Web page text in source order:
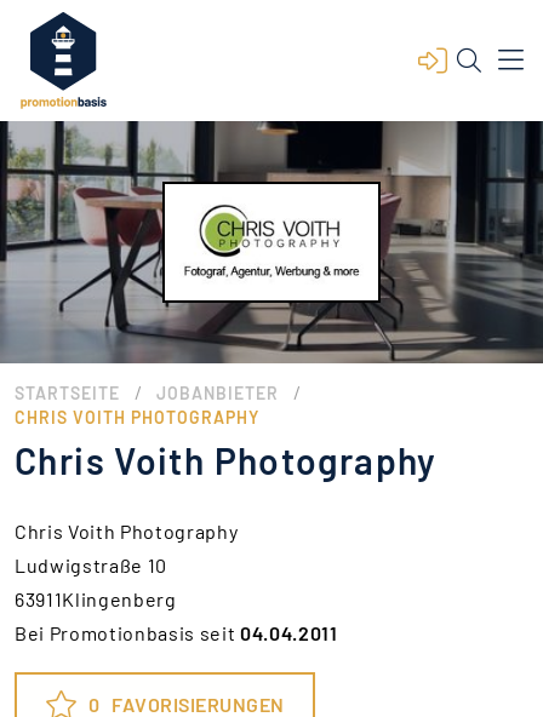
STARTSEITE / JOBANBIETER /
CHRIS VOITH PHOTOGRAPHY
Chris Voith Photography
Chris Voith Photography
Ludwigstraße 10
63911Klingenberg
Bei Promotionbasis seit04.04.2011
0 FAVORISIERUNGEN